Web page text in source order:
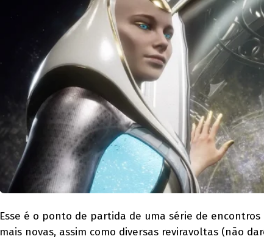
Esse é o ponto de partida de uma série de
mais novas, assim como diversas reviravoltas (não